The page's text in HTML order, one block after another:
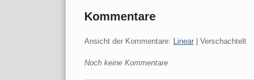
Kommentare
Ansicht der Kommentare: Linear | Verschachtelt
Noch keine Kommentare